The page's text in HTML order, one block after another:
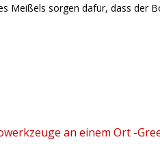
Meißels sorgen dafür, dass der
an einem Ort -